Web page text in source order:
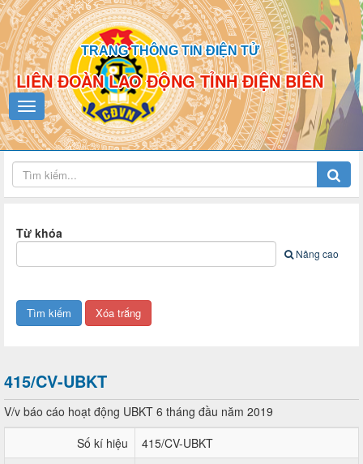
TRANG THÔNG TIN ĐIỆN TỬ
LIÊN ĐOÀN LAO ĐỘNG TỈNH ĐIỆN BIÊN
Từ khóa
Nâng cao
415/CV-UBKT
V/v báo cáo hoạt động UBKT 6 tháng đầu năm 2019
Số kí hiệu
415/CV-UBKT